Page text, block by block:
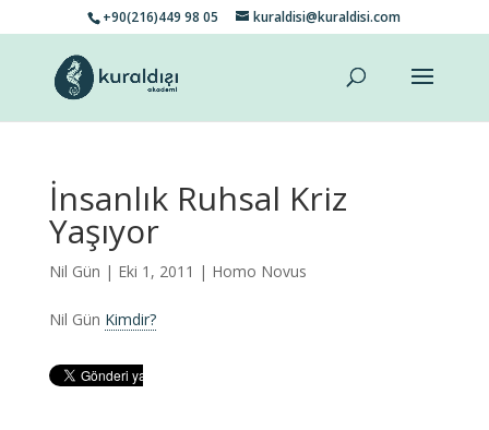
+90(216)449 98 05 kuraldisi@kuraldisi.com
İnsanlık Ruhsal Kriz
Yaşıyor
Nil Gün | Eki 1, 2011 | Homo Novus
Nil Gün Kimdir?